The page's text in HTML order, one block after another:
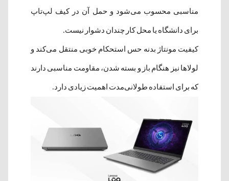
مناسبی محسوب می‌شود و حمل آن در کیف لپ‌تاپ
برای دانشگاه یا محل کار چندان دشوار نیست.
کیفیت مونتاژ بدنه حس استحکام خوبی منتقل می‌کند و
لولاها نیز هنگام باز و بسته شدن، مقاومت مناسبی دارند
که برای استفاده طولانی‌مدت اهمیت زیادی دارد.